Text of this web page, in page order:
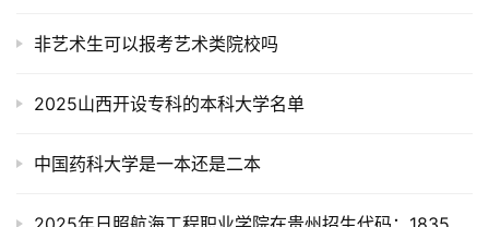
非艺术生可以报考艺术类院校吗
2025山西开设专科的本科大学名单
中国药科大学是一本还是二本